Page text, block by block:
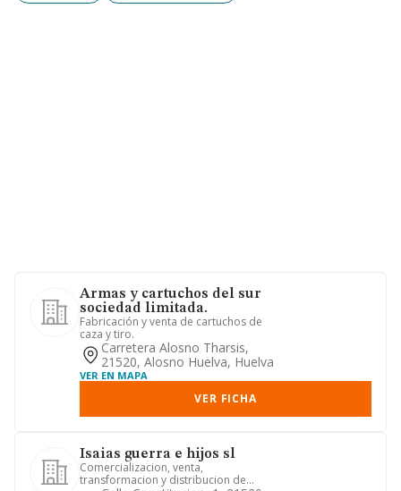
Armas y cartuchos del sur
sociedad limitada.
Fabricación y venta de cartuchos de
caza y tiro.
Carretera Alosno Tharsis,
21520, Alosno Huelva, Huelva
VER EN MAPA
VER FICHA
Isaias guerra e hijos sl
Comercializacion, venta,
transformacion y distribucion de